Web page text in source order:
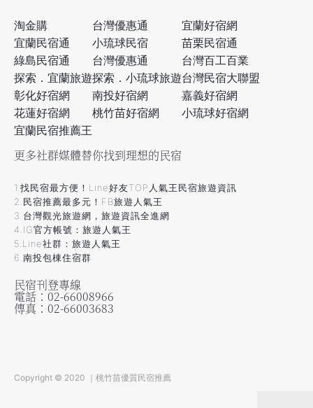
淘金購 台灣優惠通
宜蘭好宿網
宜蘭民宿通
小琉球民宿
苗栗民宿通
綠島民宿通
台灣優惠通
台灣百工百業
探索．宜蘭旅遊探索．小琉球旅遊台灣民宿大聯盟
彰化好宿網
南投好宿網
嘉義好宿網
花蓮好宿網
桃竹苗好宿網
小琉球好宿網
宜蘭民宿推薦王
更多社群媒體替你找到理想的民宿
1.找民宿最方便！Line好友TOP人氣王民宿旅遊資訊
2.民宿推薦最多元！FB旅遊人氣王
3.台灣觀光旅遊網，旅遊資訊全進網
4.IG官方帳號：旅遊人氣王
5.Line社群：旅遊人氣王
6.南投包棟住宿群
民宿刊登專線
電話：02-66008966
傳真：02-66003683
Copyright © 2020 ｜桃竹苗優質民宿推薦